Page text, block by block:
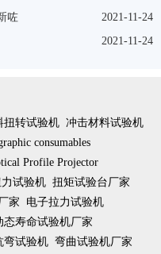
2021-11-24
咗
2021-11-24
扭转试验机 冲击材料试验机
consumables
Profile Projector
试验机 扭矩试验台厂家
家
电子拉力试验机
态寿命试验机厂家
弯试验机 弯曲试验机厂家